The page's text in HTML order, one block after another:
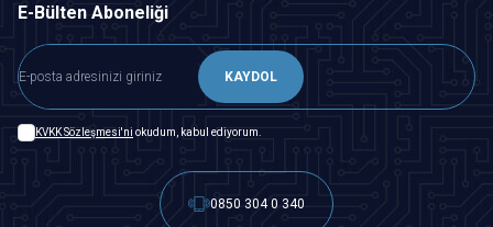
E-Bülten Aboneliği
KAYDOL
KVKK Sözleşmesi'ni okudum, kabul ediyorum.
0850 304 0 340